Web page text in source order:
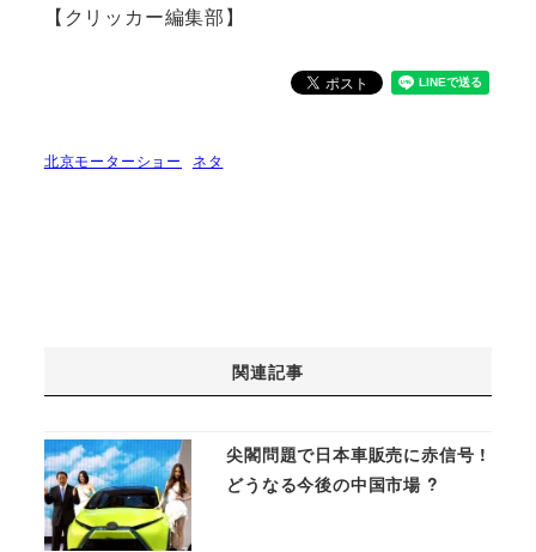
【クリッカー編集部】
北京モーターショー ネタ
関連記事
尖閣問題で日本車販売に赤信号 !
どうなる今後の中国市場 ?